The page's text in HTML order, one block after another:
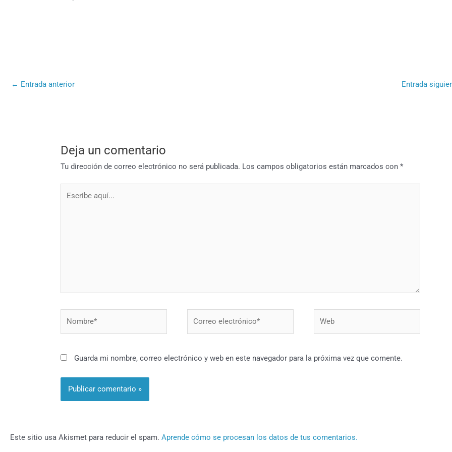
← Entrada anterior Entrada
Deja un comentario
Tu dirección de correo electrónico no será publicada. Los campos obligatorios están marcados con*
aquí...
electrónico*
Guarda mi nombre, correo electrónico y web en este navegador para la próxima vez que comente.
Este sitio usa Akismet para reducir el spam. Aprende cómo se procesan los datos de tus comentarios.